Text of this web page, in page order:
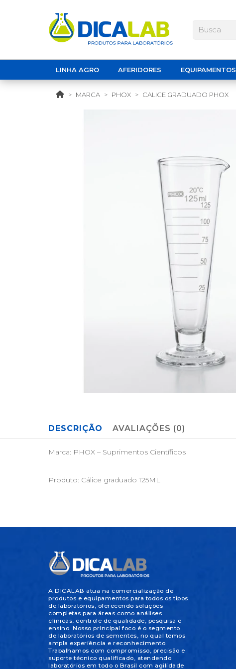
LINHA AGRO AFERIDORES EQUIPAMENTOS
MARCA PHOX CALICE GRADUADO PHOX
DESCRIÇÃO AVALIAÇÕES (0)
Marca: PHOX – Suprimentos Científicos
Produto: Cálice graduado 125ML
A DICALAB atua na comercialização de
produtos e equipamentos para todos os tipos
de laboratórios, oferecendo soluções
completas para áreas como análises
clínicas, controle de qualidade, pesquisa e
ensino. Nosso principal foco é o segmento
de laboratórios de sementes, no qual temos
ampla experiência e reconhecimento.
Trabalhamos com compromisso, precisão e
suporte técnico qualificado, atendendo
laboratórios em todo o Brasil com agilidade